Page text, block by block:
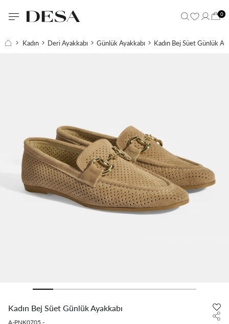
0
Kadın Deri Ayakkabı Günlük Ayakkabı Kadın Bej Süet Günlük
Kadın Bej Süet Günlük Ayakkabı
A-PNK0705 -